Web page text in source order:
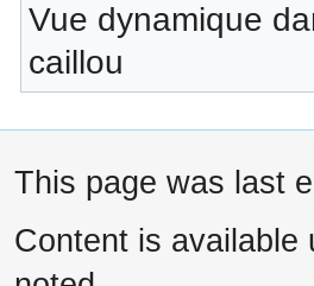
Vue dynamique
caillou
This page was last
Content is available